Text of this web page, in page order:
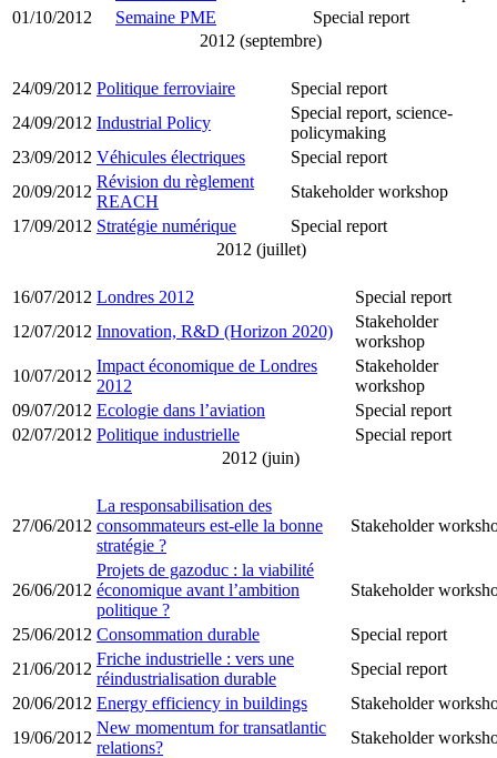
01/10/2012
Semaine PME
Special report
2012 (septembre)
24/09/2012 Politique ferroviaire
Special report
24/09/2012 Industrial Policy
Special report, science-
policymaking
23/09/2012 Véhicules électriques
Special report
20/09/2012
Révision du règlement
REACH
Stakeholder workshop
17/09/2012 Stratégie numérique
Special report
2012 (juillet)
16/07/2012 Londres 2012
Special report
12/07/2012 Innovation, R&D (Horizon 2020)
Stakeholder
workshop
10/07/2012
Impact économique de Londres
2012
Stakeholder
workshop
09/07/2012 Ecologie dans l’aviation
Special report
02/07/2012 Politique industrielle
Special report
2012 (juin)
27/06/2012
La responsabilisation des
consommateurs est-elle la bonne
stratégie ?
Stakeholder
26/06/2012
Projets de gazoduc : la viabilité
économique avant l’ambition
politique ?
Stakeholder
25/06/2012 Consommation durable
Special report
21/06/2012
Friche industrielle : vers une
réindustrialisation durable
Special report
20/06/2012 Energy efficiency in buildings
Stakeholder
19/06/2012
New momentum for transatlantic
relations?
Stakeholder